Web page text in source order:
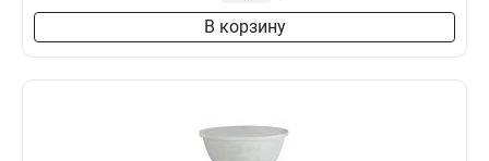
В корзину